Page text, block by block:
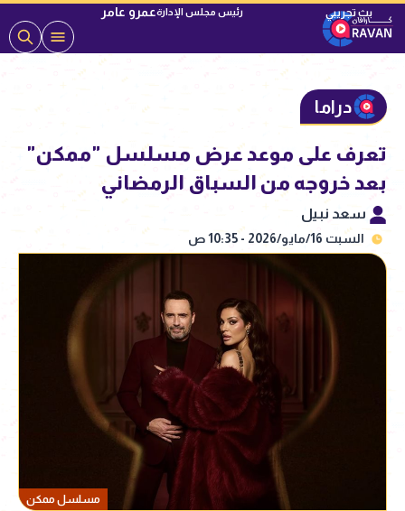
رئيس مجلس الإدارةعمرو عامر
دراما
تعرف على موعد عرض مسلسل "ممكن"
بعد خروجه من السباق الرمضاني
سعد نبيل
السبت 16/مايو/2026 - 10:35 ص
مسلسل ممكن